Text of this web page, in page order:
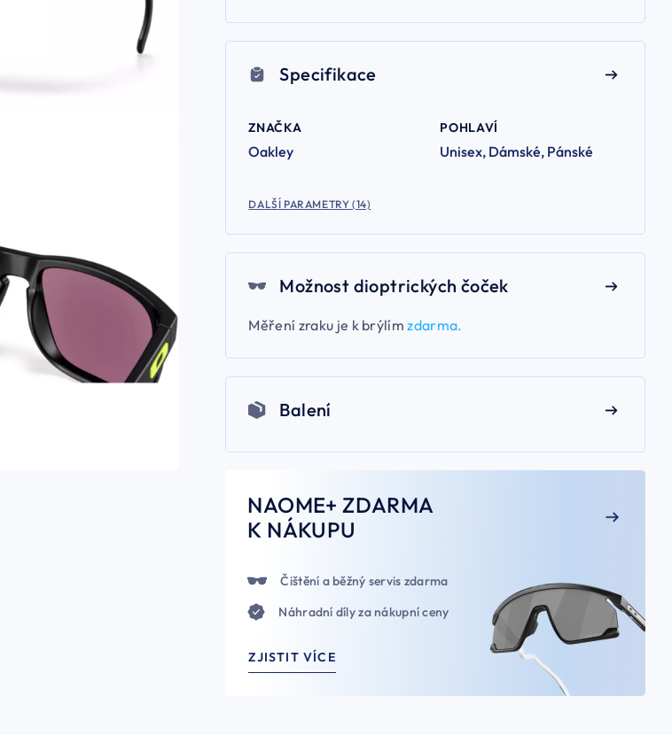
Specifikace
ZNAČKA
Oakley
POHLAVÍ
Unisex, Dámské, Pánské
DALŠÍ PARAMETRY (14)
Možnost dioptrických čoček
Měření zraku je k brýlímzdarma.
Balení
NAOME+ ZDARMA
K NÁKUPU
Čištění a běžný servis zdarma
Náhradní díly za nákupní ceny
ZJISTIT VÍCE